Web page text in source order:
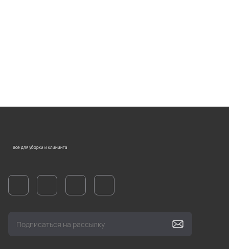
Все для уборки и клининга